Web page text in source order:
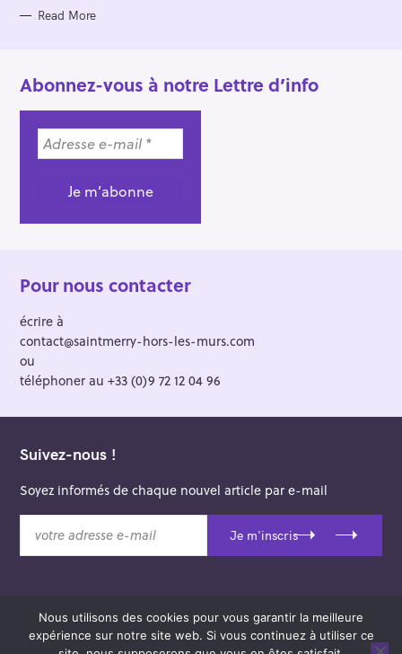
Read More
Abonnez-vous à notre Lettre d’info
Pour nous contacter
écrire à
contact@saintmerry-hors-les-murs.com
ou
téléphoner au +33 (0)9 72 12 04 96
Suivez-nous !
Soyez informés de chaque nouvel article par e-mail
t
Je m'inscris
© 2026 Saint-Merry Hors-les-Murs.
Nous utilisons des cookies pour vous garantir la meilleure
expérience sur notre site web. Si vous continuez à utiliser ce